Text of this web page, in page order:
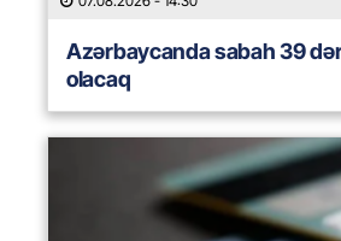
Azərbaycanda sabah 39
olacaq